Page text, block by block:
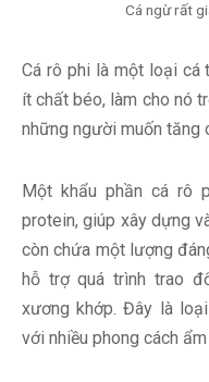
Cá ngừ rất
Cá rô phi là một loại cá
ít chất béo, làm cho nó
những người muốn tăng
Một khẩu phần cá rô
protein, giúp xây dựng
còn chứa một lượng
hỗ trợ quá trình trao
xương khớp. Đây là
với nhiều phong cách